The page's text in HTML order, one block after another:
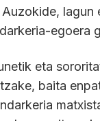
lagun
egoera
eta
baita